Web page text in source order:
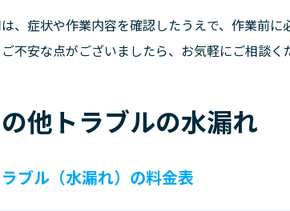
、症状や作業内容を確認したうえで、作業前に
不安な点がございましたら、お気軽にご相談く
他トラブルの水漏れ
ブル（水漏れ）の料金表